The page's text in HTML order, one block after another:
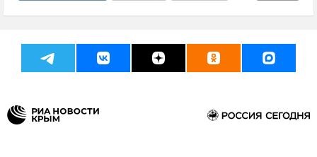
В мире Политика Биография